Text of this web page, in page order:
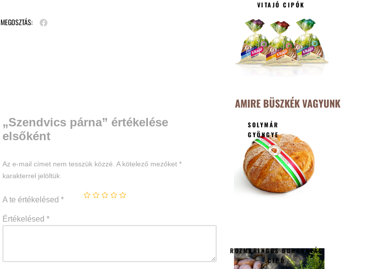
MEGOSZTÁS:
„Szendvics párna” értékelése
elsőként
Az e-mail címet nem tesszük közzé. A kötelező mezőket *
karakterrel jelöltük
A te értékelésed *
Értékelésed *
VITAJÓ CIPÓK
SOLYMÁR
GYÖNGYE
AMIRE BÜSZKÉK VAGYUNK
ROZMARINGOS BURGONYÁS
CIPÓ